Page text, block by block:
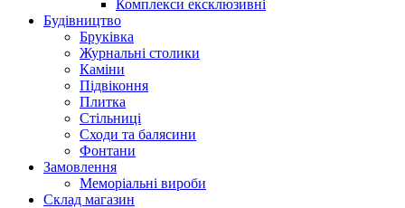
Комплекси ексклюзивні
Будiвництво
Брукiвка
Журнальнi столики
Камiни
Пiдвiконня
Плитка
Стiльницi
Сходи та балясини
Фонтани
Замовлення
Меморіальні вироби
Склад магазин